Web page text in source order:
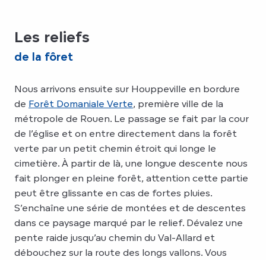
Les reliefs
de la fôret
Nous arrivons ensuite sur Houppeville en bordure
de Forêt Domaniale Verte, première ville de la
métropole de Rouen. Le passage se fait par la cour
de l’église et on entre directement dans la forêt
verte par un petit chemin étroit qui longe le
cimetière. À partir de là, une longue descente nous
fait plonger en pleine forêt, attention cette partie
peut être glissante en cas de fortes pluies.
S’enchaîne une série de montées et de descentes
dans ce paysage marqué par le relief. Dévalez une
pente raide jusqu’au chemin du Val-Allard et
débouchez sur la route des longs vallons. Vous